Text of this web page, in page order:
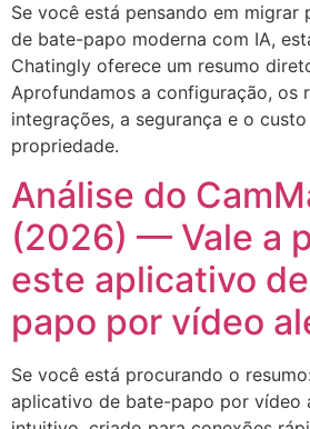
Se você está pensando em migrar
de bate-papo moderna com IA,
Chatingly oferece um resumo
Aprofundamos a configuração, os
integrações, a segurança e o
propriedade.
Análise do
(2026) — Vale a
este aplicativo
papo por vídeo
Se você está procurando o
aplicativo de bate-papo por vídeo